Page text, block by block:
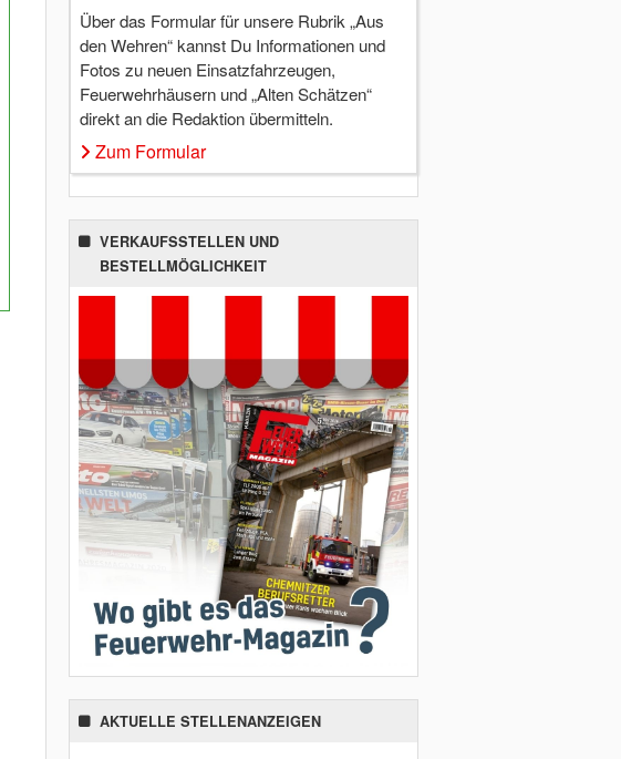
Über das Formular für unsere Rubrik „Aus
den Wehren“ kannst Du Informationen und
Fotos zu neuen Einsatzfahrzeugen,
Feuerwehrhäusern und „Alten Schätzen“
direkt an die Redaktion übermitteln.
Zum Formular
VERKAUFSSTELLEN UND
BESTELLMÖGLICHKEIT
AKTUELLE STELLENANZEIGEN